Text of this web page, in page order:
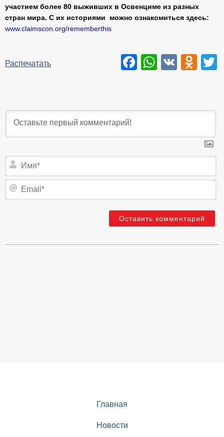
участием более 80 выживших в Освенциме из разных
стран мира. С их историями можно ознакомиться здесь:
www.claimscon.org/rememberthis
Распечатать Facebook
VK
Главная
Новости